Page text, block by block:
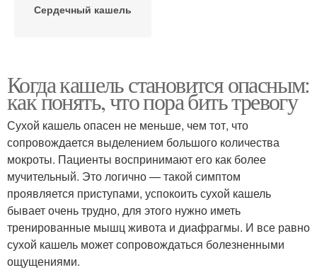
Сердечный кашель
Когда кашель становится опасным:
как понять, что пора бить тревогу
Сухой кашель опасен не меньше, чем тот, что
сопровождается выделением большого количества
мокроты. Пациенты воспринимают его как более
мучительный. Это логично — такой симптом
проявляется приступами, успокоить сухой кашель
бывает очень трудно, для этого нужно иметь
тренированные мышц живота и диафрагмы. И все равно
сухой кашель может сопровождаться болезненными
ощущениями.